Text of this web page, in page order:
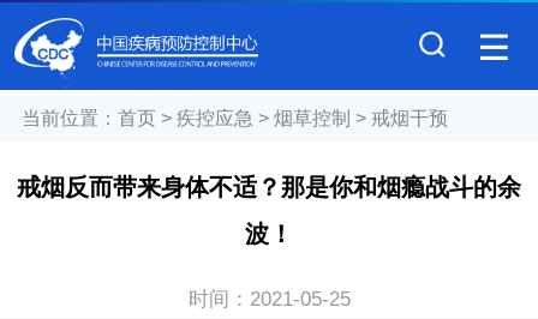
当前位置： 首页> 疾控应急 > 烟草控制 > 戒烟干预
戒烟反而带来身体不适？那是你和烟瘾战斗的余
波！
时间： 2021-05-25